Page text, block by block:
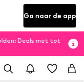
Ga naar de app
Deals met tot